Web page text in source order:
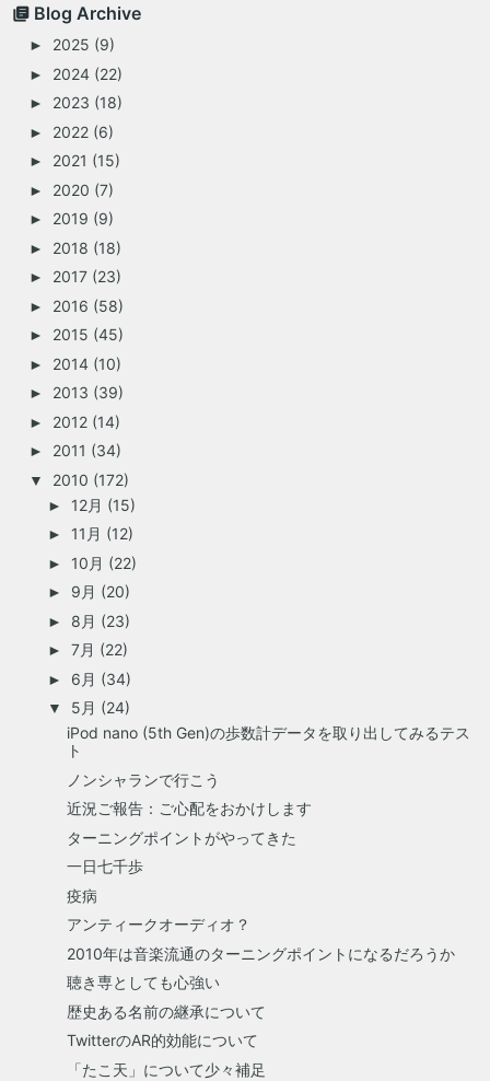
Blog Archive
► 2025 (9)
► 2024 (22)
► 2023 (18)
► 2022 (6)
► 2021 (15)
► 2020 (7)
► 2019 (9)
► 2018 (18)
► 2017 (23)
► 2016 (58)
► 2015 (45)
► 2014 (10)
► 2013 (39)
► 2012 (14)
► 2011 (34)
▼ 2010 (172)
► 12月 (15)
► 11月 (12)
► 10月 (22)
► 9月 (20)
► 8月 (23)
► 7月 (22)
► 6月 (34)
▼ 5月 (24)
iPod nano (5th Gen)の歩数計データを取り出してみるテス
ト
ノンシャランで行こう
近況ご報告：ご心配をおかけします
ターニングポイントがやってきた
一日七千歩
疫病
アンティークオーディオ？
2010年は音楽流通のターニングポイントになるだろうか
聴き専としても心強い
歴史ある名前の継承について
TwitterのAR的効能について
「たこ天」について少々補足